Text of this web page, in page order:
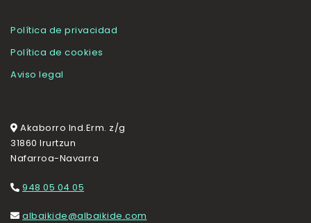
Política de privacidad
Política de cookies
Aviso legal
Akaborro Ind.Erm. z/g
31860 Irurtzun
Nafarroa-Navarra
948 05 04 05
albaikide@albaikide.com